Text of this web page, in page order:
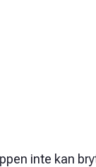
inte kan